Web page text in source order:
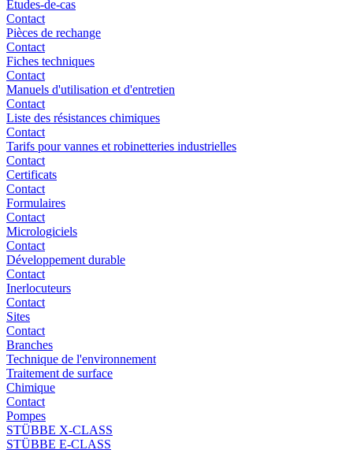
Études-de-cas
Contact
Pièces de rechange
Contact
Fiches techniques
Contact
Manuels d'utilisation et d'entretien
Contact
Liste des résistances chimiques
Contact
Tarifs pour vannes et robinetteries industrielles
Contact
Certificats
Contact
Formulaires
Contact
Micrologiciels
Contact
Développement durable
Contact
Inerlocuteurs
Contact
Sites
Contact
Branches
Technique de l'environnement
Traitement de surface
Chimique
Contact
Pompes
STÜBBE X-CLASS
STÜBBE E-CLASS